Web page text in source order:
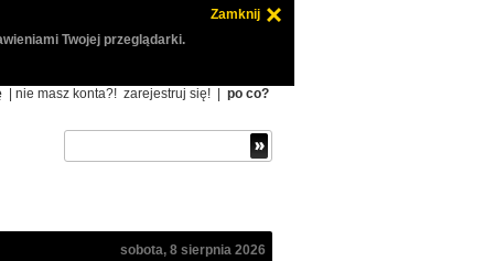
Zamknij
Twojej przeglądarki.
| nie masz konta?! zarejestruj się! po co?
sobota, 8 sierpnia 2026